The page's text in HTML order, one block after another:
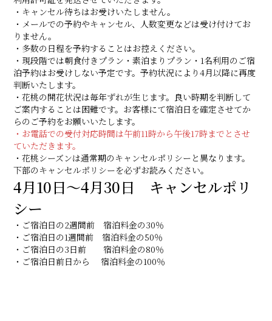
・キャンセル待ちはお受けいたしません。
・メールでの予約やキャンセル、人数変更などは受け付けてお
りません。
・多数の日程を予約することはお控えください。
・現段階では朝食付きプラン・素泊まりプラン・1名利用のご宿
泊予約はお受けしない予定です。予約状況により4月以降に再度
判断いたします。
・花桃の開花状況は毎年ずれが生じます。良い時期を判断して
ご案内することは困難です。お客様にて宿泊日を確定させてか
らのご予約をお願いいたします。
・お電話での受付対応時間は午前11時から午後17時までとさせ
ていただきます。
・花桃シーズンは通常期のキャンセルポリシーと異なります。
下部のキャンセルポリシーを必ずお読みください。
4月10日～4月30日 キャンセルポリ
シー
・ご宿泊日の2週間前 宿泊料金の30％
・ご宿泊日の1週間前 宿泊料金の50％
・ご宿泊日の3日前 宿泊料金の80％
・ご宿泊日前日から 宿泊料金の100％